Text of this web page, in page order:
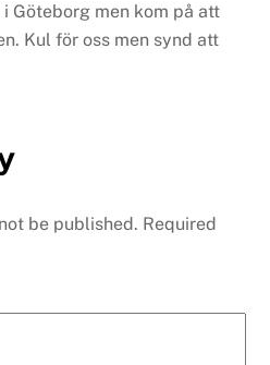
Göteborg men kom på att
Kul för oss men synd att
be published. Required